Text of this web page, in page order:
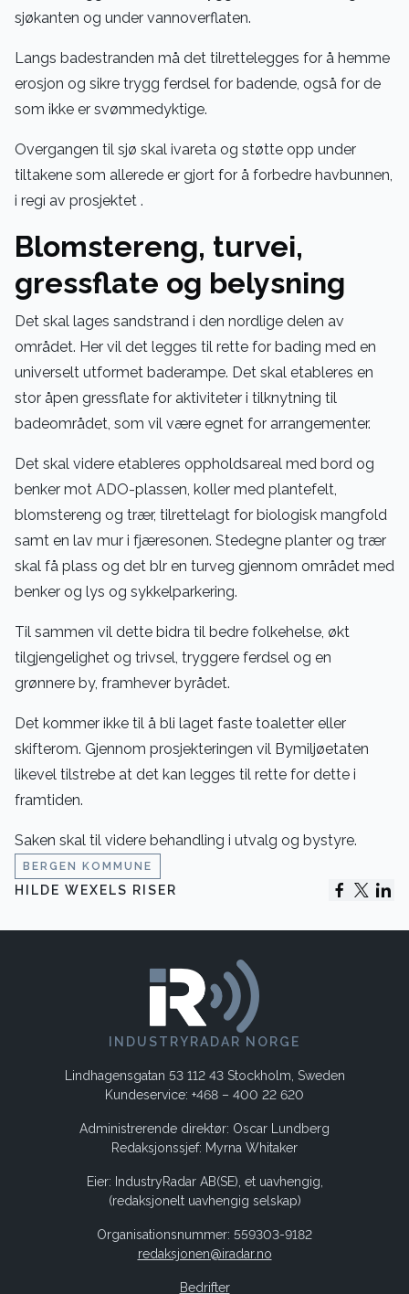
sjøkanten og under vannoverflaten.
Langs badestranden må det tilrettelegges for å hemme
erosjon og sikre trygg ferdsel for badende, også for de
som ikke er svømmedyktige.
Overgangen til sjø skal ivareta og støtte opp under
tiltakene som allerede er gjort for å forbedre havbunnen,
i regi av prosjektet .
Blomstereng, turvei,
gressflate og belysning
Det skal lages sandstrand i den nordlige delen av
området. Her vil det legges til rette for bading med en
universelt utformet baderampe. Det skal etableres en
stor åpen gressflate for aktiviteter i tilknytning til
badeområdet, som vil være egnet for arrangementer.
Det skal videre etableres oppholdsareal med bord og
benker mot ADO-plassen, koller med plantefelt,
blomstereng og trær, tilrettelagt for biologisk mangfold
samt en lav mur i fjæresonen. Stedegne planter og trær
skal få plass og det blr en turveg gjennom området med
benker og lys og sykkelparkering.
Til sammen vil dette bidra til bedre folkehelse, økt
tilgjengelighet og trivsel, tryggere ferdsel og en
grønnere by, framhever byrådet.
Det kommer ikke til å bli laget faste toaletter eller
skifterom. Gjennom prosjekteringen vil Bymiljøetaten
likevel tilstrebe at det kan legges til rette for dette i
framtiden.
Saken skal til videre behandling i utvalg og bystyre.
BERGEN KOMMUNE
HILDE WEXELS RISER
INDUSTRYRADAR NORGE
Lindhagensgatan 53 112 43 Stockholm, Sweden
Kundeservice: +468 – 400 22 620
Administrerende direktør: Oscar Lundberg
Redaksjonssjef: Myrna Whitaker
Eier: IndustryRadar AB(SE), et uavhengig,
(redaksjonelt uavhengig selskap)
Organisationsnummer: 559303-9182
redaksjonen@iradar.no
Bedrifter